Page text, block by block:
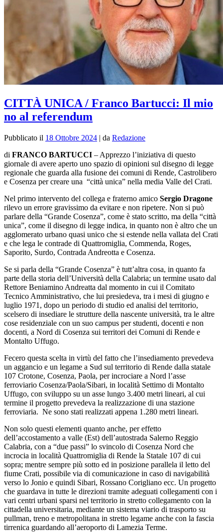
CITTÀ UNICA / Franco Bartucci: Il mio
no al referendum
Pubblicato il 18 Ottobre 2024 | da Redazione
di FRANCO BARTUCCI – Apprezzo l’iniziativa di questo
giornale di avere aperto uno spazio di opinioni sul disegno di legge
regionale che guarda alla fusione dei comuni di Rende, Castrolibero
e Cosenza per creare una “città unica” nella media Valle del Crati.
Nel primo intervento del collega e fraterno amico Sergio Dragone
rilevo un errore gravissimo da evitare e non ripetere. Non si può
parlare della “Grande Cosenza”, come è stato scritto, ma della “città
unica”, come il disegno di legge indica, in quanto non è altro che un
agglomerato urbano quasi unico che si estende nella vallata del Crati
e che lega le contrade di Quattromiglia, Commenda, Roges,
Saporito, Surdo, Contrada Andreotta e Cosenza.
Se si parla della “Grande Cosenza” è tutt’altra cosa, in quanto fa
parte della storia dell’Università della Calabria; un termine usato dal
Rettore Beniamino Andreatta dal momento in cui il Comitato
Tecnico Amministrativo, che lui presiedeva, tra i mesi di giugno e
luglio 1971, dopo un periodo di studio ed analisi del territorio,
scelsero di insediare le strutture della nascente università, tra le altre
cose residenziale con un suo campus per studenti, docenti e non
docenti, a Nord di Cosenza sui territori dei Comuni di Rende e
Montalto Uffugo.
Fecero questa scelta in virtù del fatto che l’insediamento prevedeva
un aggancio e un legame a Sud sul territorio di Rende dalla statale
107 Crotone, Cosenza, Paola, per incrociare a Nord l’asse
ferroviario Cosenza/Paola/Sibari, in località Settimo di Montalto
Uffugo, con sviluppo su un asse lungo 3.400 metri lineari, al cui
termine il progetto prevedeva la realizzazione di una stazione
ferroviaria. Ne sono stati realizzati appena 1.280 metri lineari.
Non solo questi elementi quanto anche, per effetto
dell’accostamento a valle (Est) dell’autostrada Salerno Reggio
Calabria, con a “due passi” lo svincolo di Cosenza Nord che
incrocia in località Quattromiglia di Rende la Statale 107 di cui
sopra; mentre sempre più sotto ed in posizione parallela il letto del
fiume Crati, possibile via di comunicazione in caso di navigabilità
verso lo Jonio e quindi Sibari, Rossano Corigliano ecc. Un progetto
che guardava in tutte le direzioni tramite adeguati collegamenti con i
vari centri urbani sparsi nel territorio in stretto collegamento con la
cittadella universitaria, mediante un sistema viario di trasporto su
pullman, treno e metropolitana in stretto legame anche con la fascia
tirrenica guardando all’aeroporto di Lamezia Terme.